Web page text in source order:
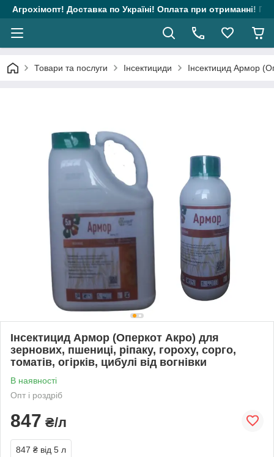
Агрохімопт! Доставка по Україні! Оплата при отриманні!
Товари та послуги Інсектициди Інсектицид Армор
Інсектицид Армор (Оперкот Акро) для
зернових, пшениці, ріпаку, гороху, сорго,
томатів, огірків, цибулі від вогнівки
В наявності
Опт і роздріб
847 ₴/л
847 ₴ від 5 л